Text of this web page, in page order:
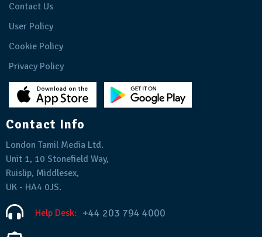
Contact Us
User Policy
Cookie Policy
Privacy Policy
Contact Info
London Tamil Media Ltd.
Unit 1, 10 Stonefield Way,
Ruislip, Middlesex,
UK - HA4 0JS.
Help Desk: +44 203 794 4000